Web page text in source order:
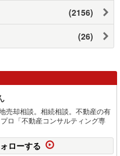
(2156)
(26)
売却相談。相続相談。不動産の有
ロ「不動産コンサルティング専
ローする